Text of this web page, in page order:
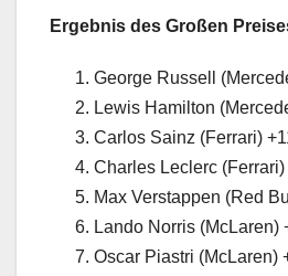
Ergebnis des Großen
George Russell
Lewis Hamilton
Carlos Sainz (Ferrari)
Charles Leclerc
Max Verstappen (Red
Lando Norris (McLaren)
Oscar Piastri (McLaren)